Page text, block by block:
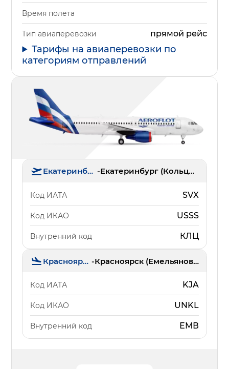
Время полета
Тип авиаперевозки прямой рейс
Тарифы на авиаперевозки по
категориям отправлений
Екатеринбург - Екатеринбург (Кольцово)
Код ИАТА SVX
Код ИКАО USSS
Внутренний код КЛЦ
Красноярск - Красноярск (Емельяново)
Код ИАТА KJA
Код ИКАО UNKL
Внутренний код ЕМВ